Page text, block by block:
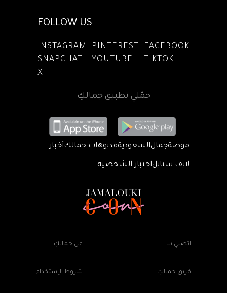
FOLLOW US
INSTAGRAM PINTEREST
FACEBOOK
SNAPCHAT
YOUTUBE
TIKTOK
X
حمّلي تطبيق جمالكِ
موضةجمالالسعوديةفديوهات جمالكأخبار
لايف ستايلاختبار الشخصية
اتصلي بنا عن جمالكِ
فريق جمالكِ شروط الإستخدام